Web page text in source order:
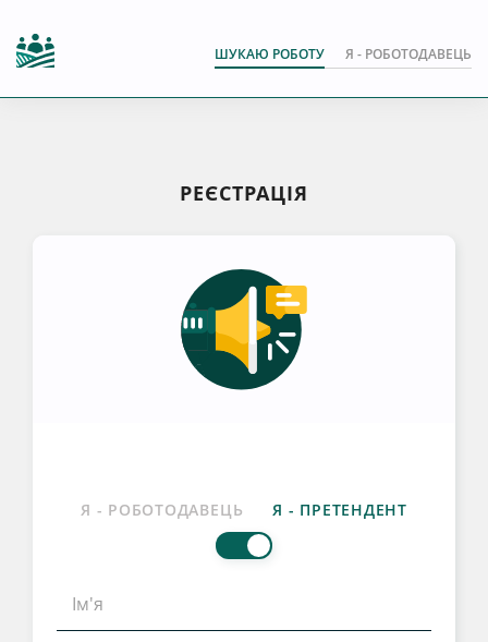
ШУКАЮ РОБОТУ Я - РОБОТОДАВЕЦЬ
РЕЄСТРАЦІЯ
Я - РОБОТОДАВЕЦЬ Я - ПРЕТЕНДЕНТ